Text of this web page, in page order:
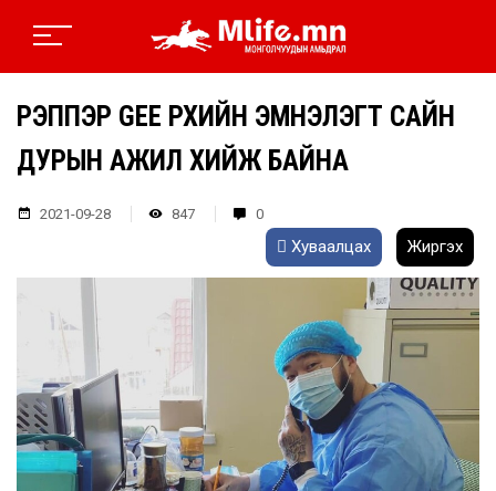
РЭППЭР GEE ӨРХИЙН ЭМНЭЛЭГТ САЙН
ДУРЫН АЖИЛ ХИЙЖ БАЙНА
2021-09-28 847 0
Хуваалцах Жиргэх